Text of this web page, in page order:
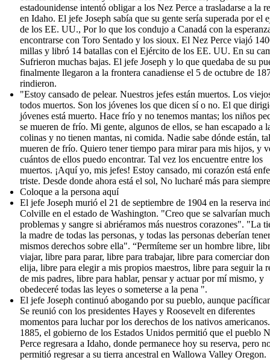
estadounidense intentó obligar a los Nez Perce a trasladarse a la
en Idaho. El jefe Joseph sabía que su gente sería superada por el
de los EE. UU., Por lo que los condujo a Canadá con la
encontrarse con Toro Sentado y los sioux. El Nez Perce viajó
millas y libró 14 batallas con el Ejército de los EE. UU. En su
Sufrieron muchas bajas. El jefe Joseph y lo que quedaba de su
finalmente llegaron a la frontera canadiense el 5 de octubre de
rindieron.
"Estoy cansado de pelear. Nuestros jefes están muertos. Los
todos muertos. Son los jóvenes los que dicen sí o no. El que
jóvenes está muerto. Hace frío y no tenemos mantas; los niños
se mueren de frío. Mi gente, algunos de ellos, se han escapado a
colinas y no tienen mantas, ni comida. Nadie sabe dónde están,
mueren de frío. Quiero tener tiempo para mirar para mis hijos, y
cuántos de ellos puedo encontrar. Tal vez los encuentre entre los
muertos. ¡Aquí yo, mis jefes! Estoy cansado, mi corazón está
triste. Desde donde ahora está el sol, No lucharé más para
Coloque a la persona aquí
El jefe Joseph murió el 21 de septiembre de 1904 en la reserva
Colville en el estado de Washington. "Creo que se salvarían
problemas y sangre si abriéramos más nuestros corazones". "La
la madre de todas las personas, y todas las personas deberían
mismos derechos sobre ella". “Permíteme ser un hombre libre,
viajar, libre para parar, libre para trabajar, libre para comerciar
elija, libre para elegir a mis propios maestros, libre para seguir la
de mis padres, libre para hablar, pensar y actuar por mí mismo, y
obedeceré todas las leyes o someterse a la pena ".
El jefe Joseph continuó abogando por su pueblo, aunque
Se reunió con los presidentes Hayes y Roosevelt en diferentes
momentos para luchar por los derechos de los nativos
1885, el gobierno de los Estados Unidos permitió que el pueblo
Perce regresara a Idaho, donde permanece hoy su reserva, pero
permitió regresar a su tierra ancestral en Wallowa Valley Oregon.